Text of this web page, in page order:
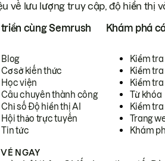
về lưu lượng truy cập, độ hiển thị
triển cùng Semrush
Blog
Cơ sở kiến thức
Học viện
Câu chuyên thành công
Chỉ số Độ hiển thị AI
Hội thảo trực tuyến
Tin tức
Khám phá
Kiểm
Kiểm tra
Kiểm
Từ khóa
Kiểm
Trang
Khám
NGAY